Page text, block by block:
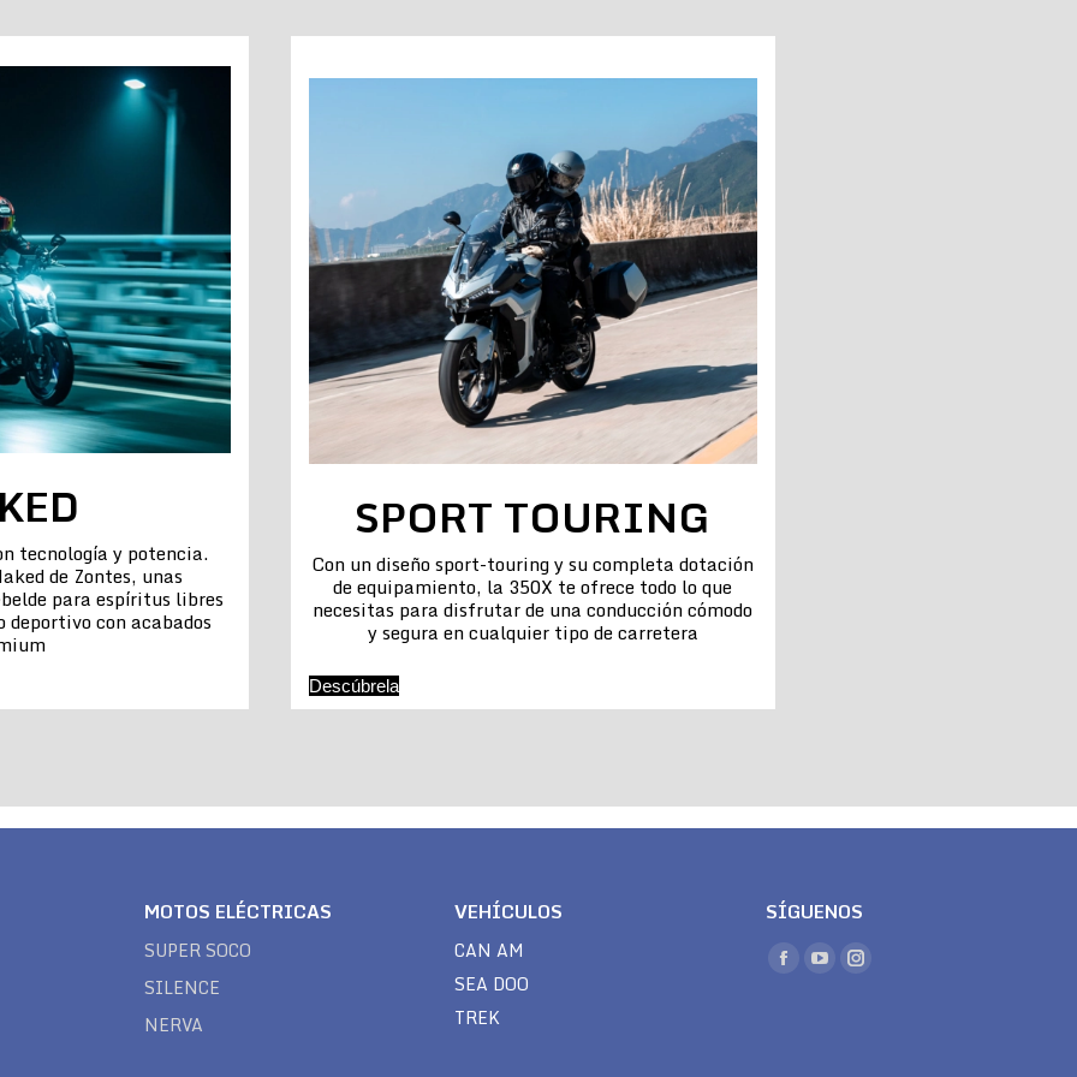
tecnología y potencia.
de Zontes, unas
para espíritus libres
deportivo con acabados
SPORT TOURING
Con un diseño sport-touring y su completa dotación
de equipamiento, la 350X te ofrece todo lo que
necesitas para disfrutar de una conducción cómodo
y segura en cualquier tipo de carretera
Descúbrela
MOTOS ELÉCTRICAS
SUPER SOCO
SILENCE
NERVA
VEHÍCULOS
CAN AM
SEA DOO
TREK
SÍGUENOS
Encuéntranos en:
Facebook
YouTubeInstagram